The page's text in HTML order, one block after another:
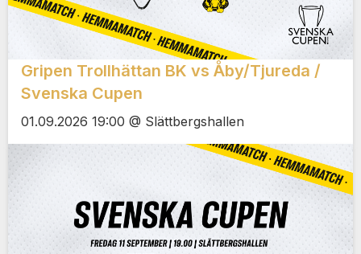
Gripen Trollhättan BK vs Åby/Tjureda /
Svenska Cupen
01.09.2026 19:00 @ Slättbergshallen